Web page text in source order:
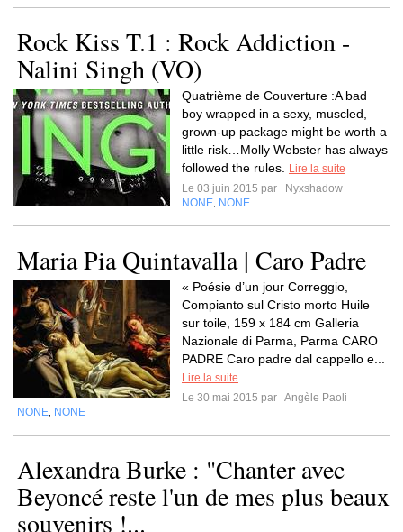
Rock Kiss T.1 : Rock Addiction -
Nalini Singh (VO)
Quatrième de Couverture :A bad
boy wrapped in a sexy, muscled,
grown-up package might be worth a
little risk…Molly Webster has always
followed the rules.
Lire la suite
Le 03 juin 2015 par
Nyxshadow
NONE NONE
Maria Pia Quintavalla | Caro Padre
« Poésie d’un jour Correggio,
Compianto sul Cristo morto Huile
sur toile, 159 x 184 cm Galleria
Nazionale di Parma, Parma CARO
PADRE Caro padre dal cappello e...
Lire la suite
Le 30 mai 2015 par Angèle Paoli
NONE NONE
Alexandra Burke : "Chanter avec
Beyoncé reste l'un de mes plus beaux
souvenirs !...